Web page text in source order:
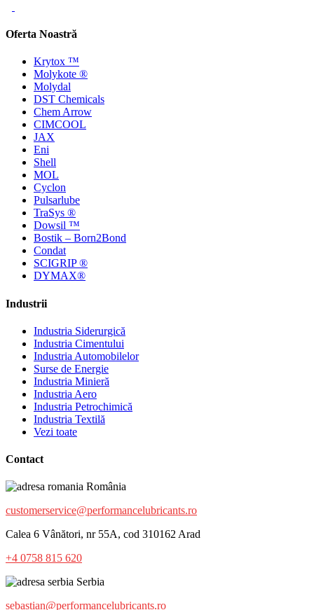
Oferta Noastră
Krytox ™
Molykote ®
Molydal
DST Chemicals
Chem Arrow
CIMCOOL
JAX
Eni
Shell
MOL
Cyclon
Pulsarlube
TraSys ®
Dowsil ™
Bostik – Born2Bond
Condat
SCIGRIP ®
DYMAX®
Industrii
Industria Siderurgică
Industria Cimentului
Industria Automobilelor
Surse de Energie
Industria Minieră
Industria Aero
Industria Petrochimică
Industria Textilă
Vezi toate
Contact
România
customerservice@performancelubricants.ro
Calea 6 Vânători, nr 55A, cod 310162 Arad
+4 0758 815 620
Serbia
sebastian@performancelubricants.ro